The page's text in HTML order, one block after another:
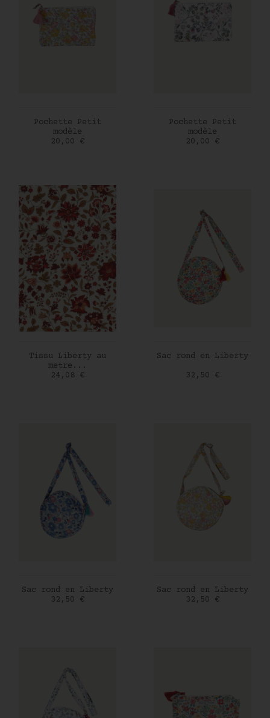
AJOUTER AU PANIER
Pochette Petit
modèle
Prix
20,00 €
AJOUTER AU PANIER
Pochette Petit
modèle
Prix
20,00 €
AJOUTER AU PANIER
Tissu Liberty au
metre...
Prix
24,08 €
AJOUTER AU PANIER
Sac rond en Liberty
Prix
32,50 €
AJOUTER AU PANIER
Sac rond en Liberty
Prix
32,50 €
AJOUTER AU PANIER
Sac rond en Liberty
Prix
32,50 €